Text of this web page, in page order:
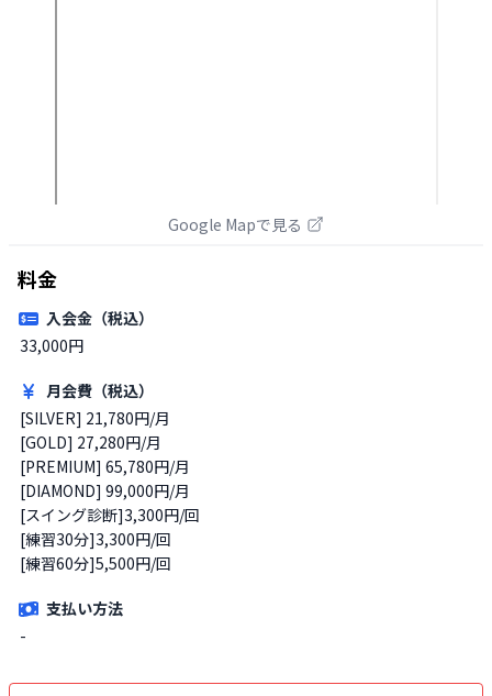
Google Mapで見る
料金
入会金（税込）
33,000円
月会費（税込）
[SILVER] 21,780円/月
[GOLD] 27,280円/月
[PREMIUM] 65,780円/月
[DIAMOND] 99,000円/月
[スイング診断]3,300円/回
[練習30分]3,300円/回
[練習60分]5,500円/回
支払い方法
-